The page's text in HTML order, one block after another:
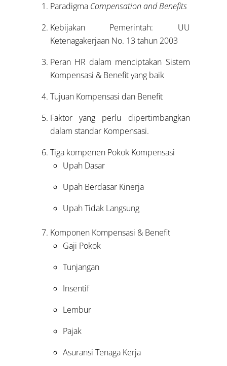
Paradigma Compensation and Benefits
Kebijakan Pemerintah: UU
Ketenagakerjaan No. 13 tahun 2003
Peran HR dalam menciptakan Sistem
Kompensasi & Benefit yang baik
Tujuan Kompensasi dan Benefit
Faktor yang perlu dipertimbangkan
dalam standar Kompensasi.
Tiga kompenen Pokok Kompensasi
Upah Dasar
Upah Berdasar Kinerja
Upah Tidak Langsung
Komponen Kompensasi & Benefit
Gaji Pokok
Tunjangan
Insentif
Lembur
Pajak
Asuransi Tenaga Kerja